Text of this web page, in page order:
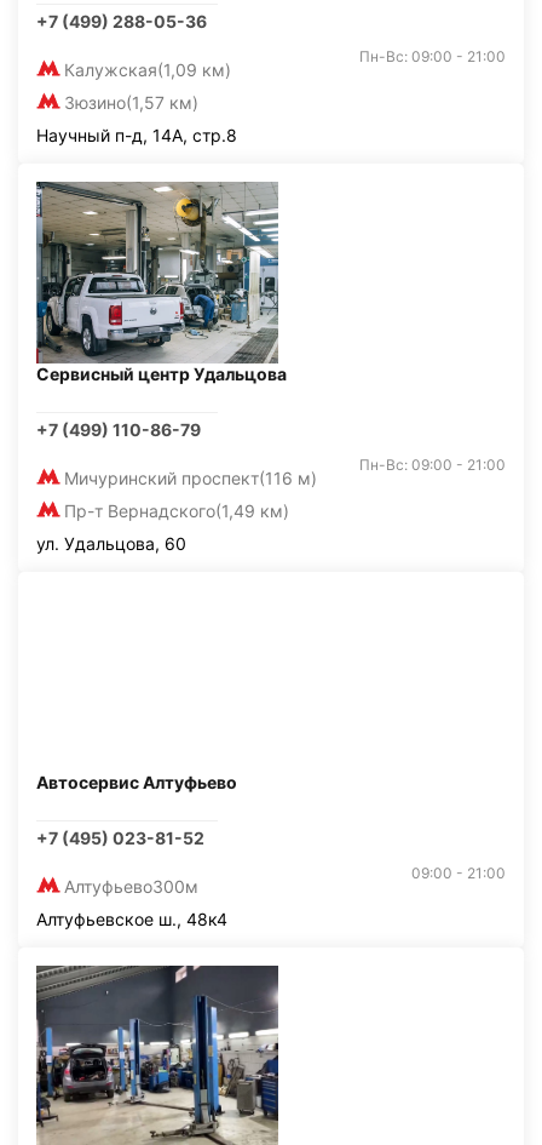
+7 (499) 288-05-36
Калужская(1,09 км)
Зюзино(1,57 км)
Пн-Вс: 09:00 - 21:00
Научный п-д, 14А, стр.8
Сервисный центр Удальцова
+7 (499) 110-86-79
Мичуринский проспект(116 м)
Пр-т Вернадского(1,49 км)
Пн-Вс: 09:00 - 21:00
ул. Удальцова, 60
Автосервис Алтуфьево
+7 (495) 023-81-52
Алтуфьево300м
09:00 - 21:00
Алтуфьевское ш., 48к4